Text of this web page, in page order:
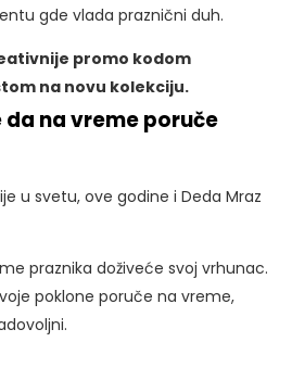
gde vlada praznični duh.
promo kodom
na novu kolekciju.
da na vreme poruče
u svetu, ove godine i Deda Mraz
praznika doživeće svoj vrhunac.
poklone poruče na vreme,